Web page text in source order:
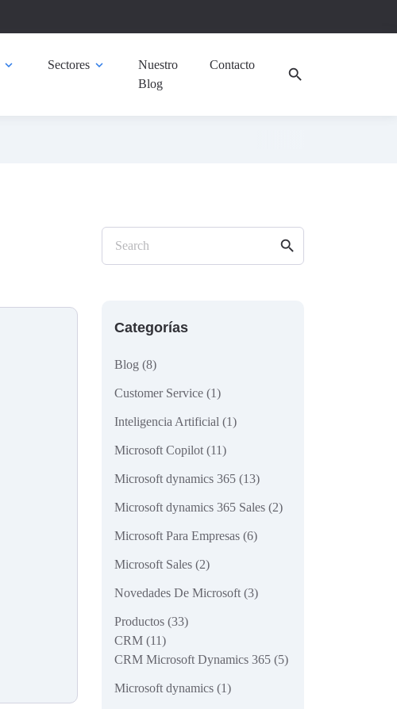
expand_more Sectores expand_more
Nuestro
Blog
Contacto
search
Search search
Categorías
Blog (8)
Customer Service (1)
Inteligencia Artificial (1)
Microsoft Copilot (11)
Microsoft dynamics 365 (13)
Microsoft dynamics 365 Sales (2)
Microsoft Para Empresas (6)
Microsoft Sales (2)
Novedades De Microsoft (3)
Productos (33)
CRM (11)
CRM Microsoft Dynamics 365 (5)
Microsoft dynamics (1)